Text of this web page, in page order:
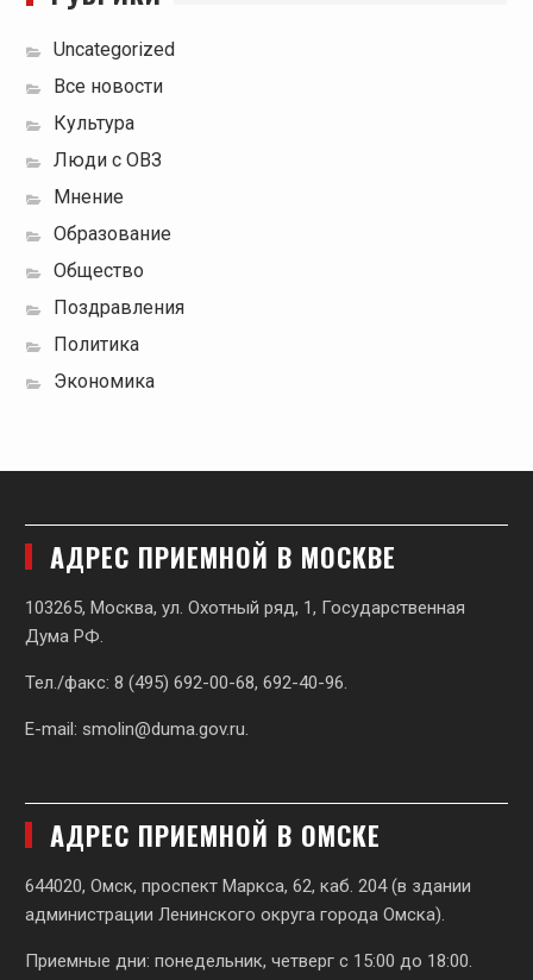
Uncategorized
Все новости
Культура
Люди с ОВЗ
Мнение
Образование
Общество
Поздравления
Политика
Экономика
АДРЕС ПРИЕМНОЙ В МОСКВЕ
103265, Москва, ул. Охотный ряд, 1, Государственная
Дума РФ.
Тел./факс: 8 (495) 692-00-68, 692-40-96.
E-mail: smolin@duma.gov.ru
АДРЕС ПРИЕМНОЙ В ОМСКЕ
644020, Омск, проспект Маркса, 62, каб. 204 (в здании
администрации Ленинского округа города Омска).
Приемные дни: понедельник, четверг с 15:00 до 18:00.